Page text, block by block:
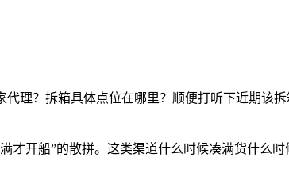
理？拆箱具体点位在哪里？顺便打听下近期该
开船”的散拼。这类渠道什么时候凑满货什么